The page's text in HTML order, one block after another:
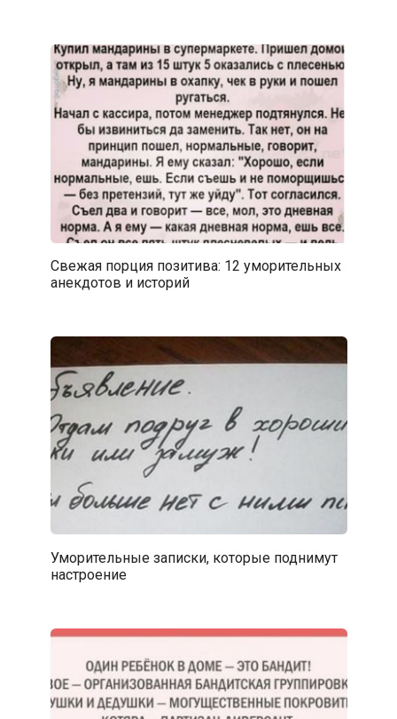
Свежая порция позитива: 12 уморительных
анекдотов и историй
Уморительные записки, которые поднимут
настроение